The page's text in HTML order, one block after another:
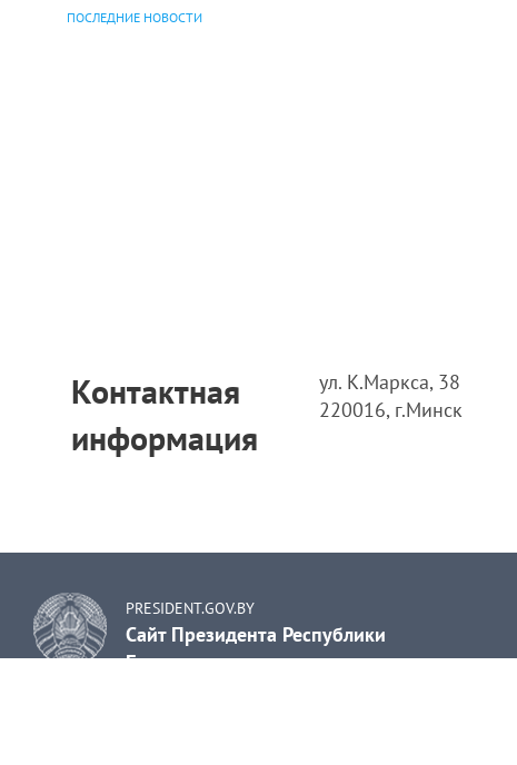
ПОСЛЕДНИЕ НОВОСТИ
Контактная
информация
ул. К.Маркса, 38
220016, г.Минск
PRESIDENT.GOV.BY
Сайт Президента Республики
Беларусь